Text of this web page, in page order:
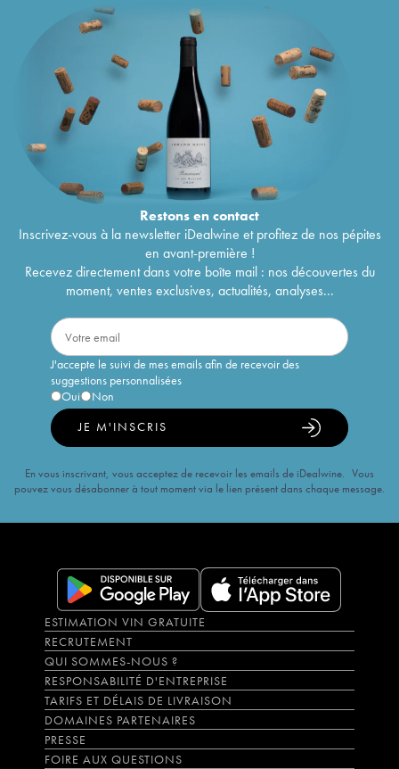
Restons encontact
Inscrivez-vous à la newsletter iDealwine et profitez de nos pépites
en avant-première !
Recevez directement dans votre boîte mail : nos découvertes du
moment, ventes exclusives, actualités, analyses...
J'accepte le suivi de mes emails afin de recevoir des
suggestions personnalisées
Oui
Non
JE M'INSCRIS
En vous inscrivant, vous acceptez de recevoir les emails de iDealwine. Vous
pouvez vous désabonner à tout moment via le lien présent dans chaque message.
ESTIMATION VIN GRATUITE
RECRUTEMENT
QUI SOMMES-NOUS ?
RESPONSABILITÉ D'ENTREPRISE
TARIFS ET DÉLAIS DE LIVRAISON
DOMAINES PARTENAIRES
PRESSE
FOIRE AUX QUESTIONS